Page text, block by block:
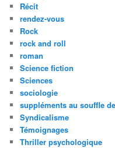
Récit
rendez-vous
Rock
rock and roll
roman
Science fiction
Sciences
sociologie
suppléments au souffle
Syndicalisme
Témoignages
Thriller psychologique